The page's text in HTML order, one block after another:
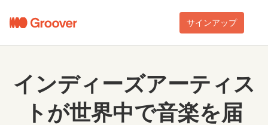
サインアップ
インディーズアーティス
トが世界中で音楽を届